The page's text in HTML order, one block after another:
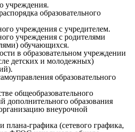
учреждения.
образовательного
учреждения с учредителем.
учреждения с родителями
обучающихся.
в образовательном учреждении
детских и молодежных)
образовательного
общеобразовательного
дополнительного образования
внеурочной
плана-графика (сетевого графика,